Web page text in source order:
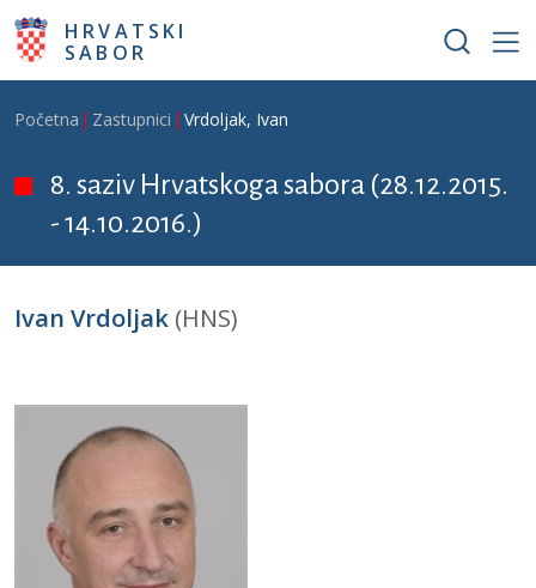
Skoči na glavni sadržaj
HRVATSKI
SABOR
Breadcrumb
Početna Zastupnici Vrdoljak, Ivan
8. saziv Hrvatskoga sabora (28.12.2015.
- 14.10.2016.)
Ivan Vrdoljak (HNS)